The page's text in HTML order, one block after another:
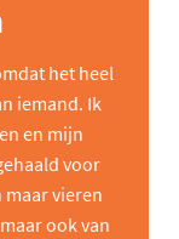
het heel
iemand. Ik
en mijn
voor
vieren
ook van